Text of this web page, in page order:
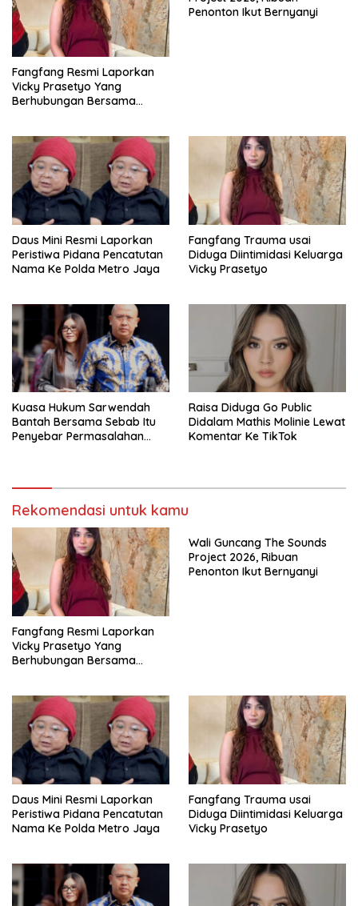
Fangfang Resmi Laporkan
Vicky Prasetyo Yang
Berhubungan Bersama
Penonton Ikut Bernyanyi
Daus Mini Resmi Laporkan
Peristiwa Pidana Pencatutan
Nama Ke Polda Metro Jaya
Fangfang Trauma usai
Diduga Diintimidasi Keluarga
Vicky Prasetyo
Kuasa Hukum Sarwendah
Bantah Bersama Sebab Itu
Penyebar Permasalahan
Raisa Diduga Go Public
Didalam Mathis Molinie Lewat
Komentar Ke TikTok
Rekomendasi untuk kamu
Fangfang Resmi Laporkan
Vicky Prasetyo Yang
Berhubungan Bersama
Wali Guncang The Sounds
Project 2026, Ribuan
Penonton Ikut Bernyanyi
Daus Mini Resmi Laporkan
Peristiwa Pidana Pencatutan
Nama Ke Polda Metro Jaya
Fangfang Trauma usai
Diduga Diintimidasi Keluarga
Vicky Prasetyo